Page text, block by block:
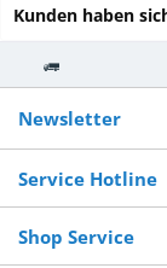
Kunden haben
Kostenloser
Versand ab €
250,-
Newsletter
Service Hotline
Shop Service